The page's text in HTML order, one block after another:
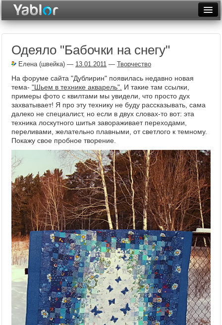
Неделя
Месяц
Рейтинги
Архив
Фототоп
Одеяло "Бабочки на снегу"
Елена (швейка) — 13.01.2011 — Творчество
На форуме сайта "Дублирин" появилась недавно новая
тема- "Шьем в технике акварель". И такие там ссылки,
примеры фото с квилтами мы увидели, что просто дух
захватывает! Я про эту технику не буду рассказывать, сама
далеко не специалист, но если в двух словах-то вот: эта
техника лоскутного шитья завораживает переходами,
переливами, желательно плавными, от светлого к темному.
Покажу свое пробное творение.